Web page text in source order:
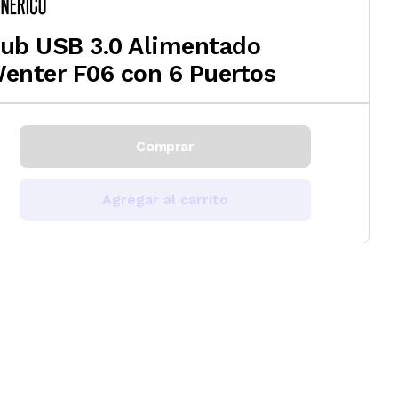
USB 3.0 Alimentado
F06 con 6 Puertos
Comprar
Agregar al carrito